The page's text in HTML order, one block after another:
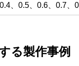
、0.5、0.6、0.7、
る製作事例